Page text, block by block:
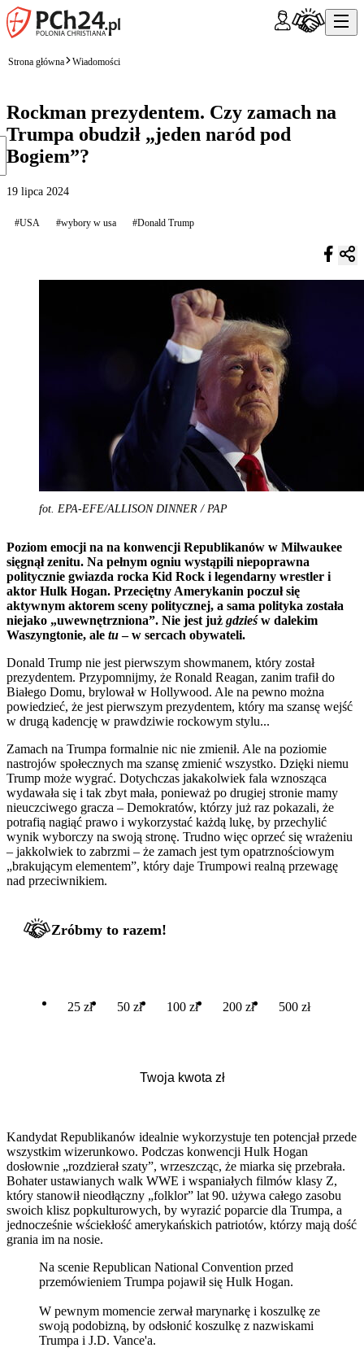
Strona główna Wiadomości
Rockman prezydentem. Czy zamach na
Trumpa obudził „jeden naród pod
Bogiem”?
19 lipca 2024
#USA #wybory w usa #Donald Trump
fot. EPA-EFE/ALLISON DINNER / PAP
Poziom emocji na na konwencji Republikanów w Milwaukee
sięgnął zenitu. Na pełnym ogniu wystąpili niepoprawna
politycznie gwiazda rocka Kid Rock i legendarny wrestler i
aktor Hulk Hogan. Przeciętny Amerykanin poczuł się
aktywnym aktorem sceny politycznej, a sama polityka została
niejako „uwewnętrzniona”. Nie jest już gdzieśw dalekim
Waszyngtonie, ale tu– w sercach obywateli.
Donald Trump nie jest pierwszym showmanem, który został
prezydentem. Przypomnijmy, że Ronald Reagan, zanim trafił do
Białego Domu, brylował w Hollywood. Ale na pewno można
powiedzieć, że jest pierwszym prezydentem, który ma szansę wejść
w drugą kadencję w prawdziwie rockowym stylu...
Zamach na Trumpa formalnie nic nie zmienił. Ale na poziomie
nastrojów społecznych ma szansę zmienić wszystko. Dzięki niemu
Trump może wygrać. Dotychczas jakakolwiek fala wznosząca
wydawała się i tak zbyt mała, ponieważ po drugiej stronie mamy
nieuczciwego gracza – Demokratów, którzy już raz pokazali, że
potrafią nagiąć prawo i wykorzystać każdą lukę, by przechylić
wynik wyborczy na swoją stronę. Trudno więc oprzeć się wrażeniu
– jakkolwiek to zabrzmi – że zamach jest tym opatrznościowym
„brakującym elementem”, który daje Trumpowi realną przewagę
nad przeciwnikiem.
Zróbmy to razem!
25 zł 50 zł 100 zł 200 zł 500 zł
Kandydat Republikanów idealnie wykorzystuje ten potencjał przede
wszystkim wizerunkowo. Podczas konwencji Hulk Hogan
dosłownie „rozdzierał szaty”, wrzeszcząc, że miarka się przebrała.
Bohater ustawianych walk WWE i wspaniałych filmów klasy Z,
który stanowił nieodłączny „folklor” lat 90. używa całego zasobu
swoich klisz popkulturowych, by wyrazić poparcie dla Trumpa, a
jednocześnie wściekłość amerykańskich patriotów, którzy mają dość
grania im na nosie.
Na scenie Republican National Convention przed
przemówieniem Trumpa pojawił się Hulk Hogan.
W pewnym momencie zerwał marynarkę i koszulkę ze
swoją podobizną, by odsłonić koszulkę z nazwiskami
Trumpa i J.D. Vance'a.